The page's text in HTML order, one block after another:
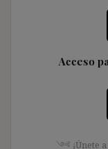
Acceso
༺ ¡Únete a